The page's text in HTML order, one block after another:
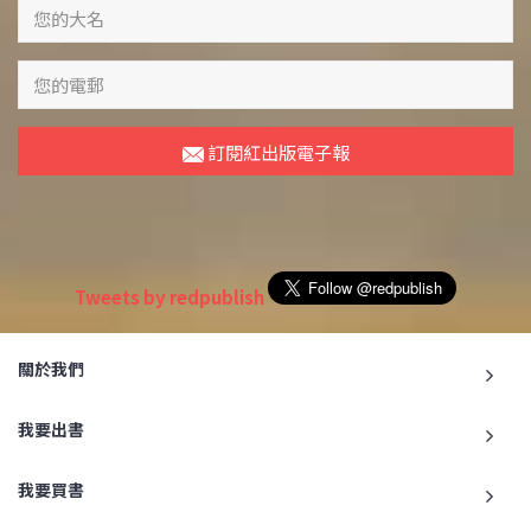
訂閱紅出版電子報
Tweets by redpublish
關於我們
我要出書
我要買書